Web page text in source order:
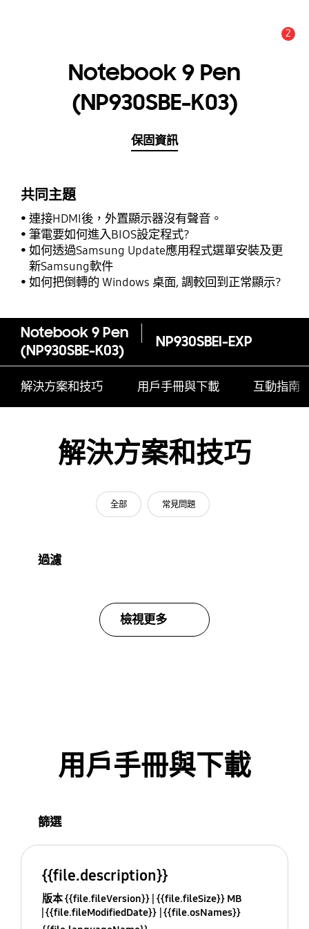
2
Notebook 9 Pen
(NP930SBE-K03)
保固資訊
共同主題
連接HDMI後，外置顯示器沒有聲音。
筆電要如何進入BIOS設定程式?
如何透過Samsung Update應用程式選單安裝及更
新Samsung軟件
如何把倒轉的 Windows 桌面, 調較回到正常顯示?
Notebook 9 Pen
(NP930SBE-K03)
NP930SBEI-EXP
解決方案和技巧 用戶手冊與下載 互動指南
解決方案和技巧
全部 常見問題
過濾
檢視更多
用戶手冊與下載
篩選
{{file.description}}
版本 {{file.fileVersion}} {{file.fileSize}} MB
{{file.fileModifiedDate}} {{file.osNames}}